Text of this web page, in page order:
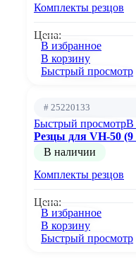
Комплекты резцов
Цена:
В избранное
В корзину
Быстрый просмотр
# 25220133
Быстрый просмотрВ
Резцы для VH-50
В наличии
Комплекты резцов
Цена:
В избранное
В корзину
Быстрый просмотр